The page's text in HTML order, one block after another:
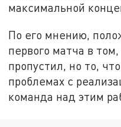
максимальной
По его мнению,
первого матча в том,
пропустил, но то,
проблемах с
команда над этим